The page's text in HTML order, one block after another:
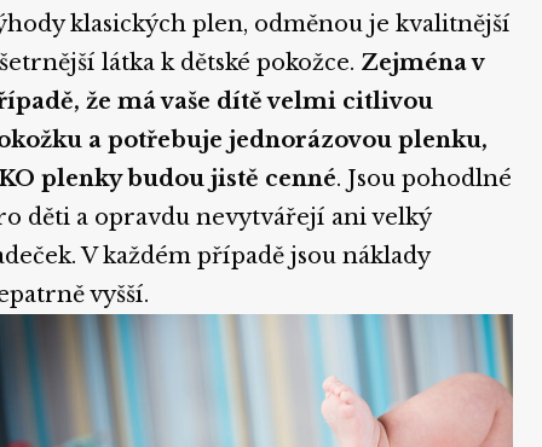
klasických plen, odměnou je kvalitnější
látka k dětské pokožce. Zejména v
že má vaše dítě velmi citlivou
a potřebuje jednorázovou plenku,
plenky budou jistě cenné. Jsou pohodlné
děti a opravdu nevytvářejí ani velký
V každém případě jsou náklady
vyšší.